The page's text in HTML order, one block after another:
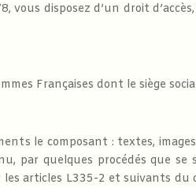
disposez d’un droit
Françaises dont le siège
le composant : textes,
quelques procédés que se
articles L335-2 et suivants du